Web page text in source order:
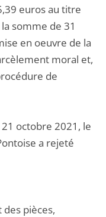
euros au titre
somme de 31
en oeuvre de la
moral et,
de
octobre 2021, le
a rejeté
pièces,